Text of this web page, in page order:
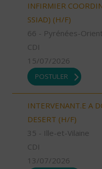
INFIRMIER
SSIAD) (H/F)
66 - Pyrénées-
CDI
15/07/2026
POSTULER
INTERVENANT.E A
DESERT (H/F)
35 - Ille-et-Vilaine
CDI
13/07/2026